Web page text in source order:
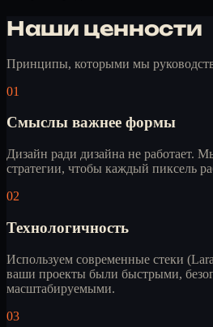
Наши ценности
Принципы, которыми мы
01
Смыслы важнее формы
Дизайн ради дизайна не работает.
стратегии, чтобы каждый пиксель
02
Технологичность
Используем современные стеки
ваши проекты были быстрыми,
масштабируемыми.
03